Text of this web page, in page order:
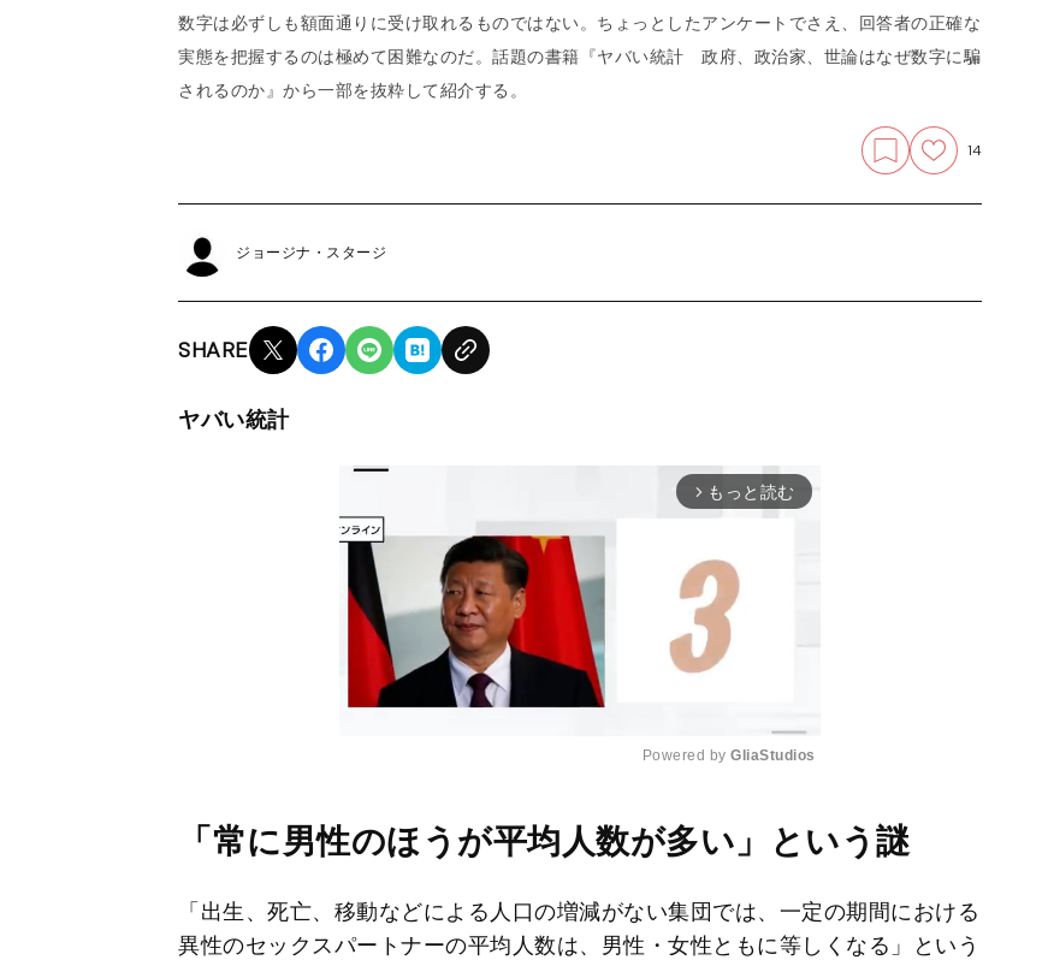
数字は必ずしも額面通りに受け取れるものではない。ちょっとしたアンケートでさえ、回答者の正確な
実態を把握するのは極めて困難なのだ。話題の書籍『ヤバい統計 政府、政治家、世論はなぜ数字に騙
されるのか』から一部を抜粋して紹介する。
14
ジョージナ・スタージ
SHARE
ヤバい統計
arrow_forward_ios もっと読む
u
e
Powered by GliaStudios
「常に男性のほうが平均人数が多い」という謎
「出生、死亡、移動などによる人口の増減がない集団では、一定の期間における
異性のセックスパートナーの平均人数は、男性・女性ともに等しくなる」という